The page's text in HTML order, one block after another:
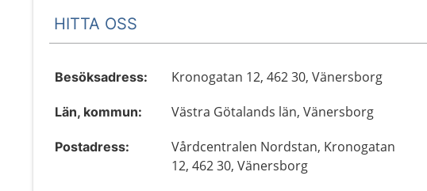
HITTA OSS
Besöksadress: Kronogatan 12, 462 30, Vänersborg
Län, kommun: Västra Götalands län, Vänersborg
Postadress:
Vårdcentralen Nordstan, Kronogatan
12, 462 30, Vänersborg